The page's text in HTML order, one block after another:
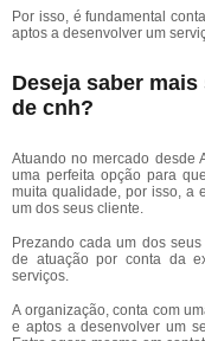
Por isso, é fundamental
aptos a desenvolver um
Deseja saber
de cnh?
Atuando no mercado desde
uma perfeita opção para
muita qualidade, por isso, a
um dos seus cliente.
Prezando cada um dos
de atuação por conta da
serviços.
A organização, conta com
e aptos a desenvolver um